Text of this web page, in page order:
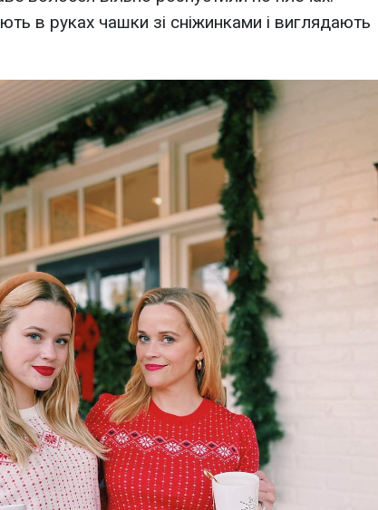
в руках чашки зі сніжинками і виглядають